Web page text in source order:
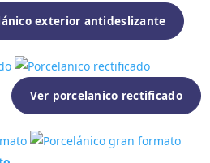
exterior antideslizante
Ver porcelanico rectificado